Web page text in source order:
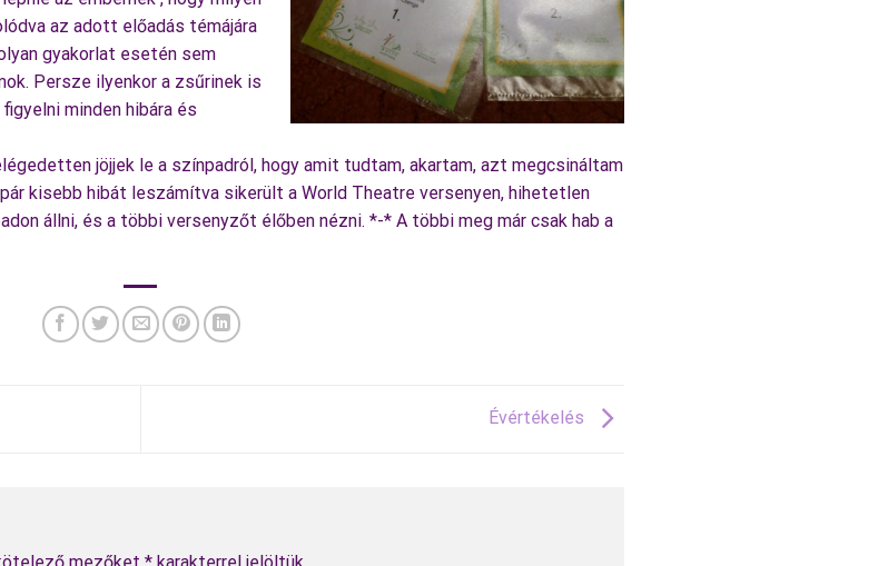
az adott előadás témájára
gyakorlat esetén sem
Persze ilyenkor a zsűrinek is
minden hibára és
jöjjek le a színpadról, hogy amit tudtam, akartam, azt megcsináltam
kisebb hibát leszámítva sikerült a World Theatre versenyen, hihetetlen
állni, és a többi versenyzőt élőben nézni. *-* A többi meg már csak hab a
Évértékelés
mezőket * karakterrel jelöltük